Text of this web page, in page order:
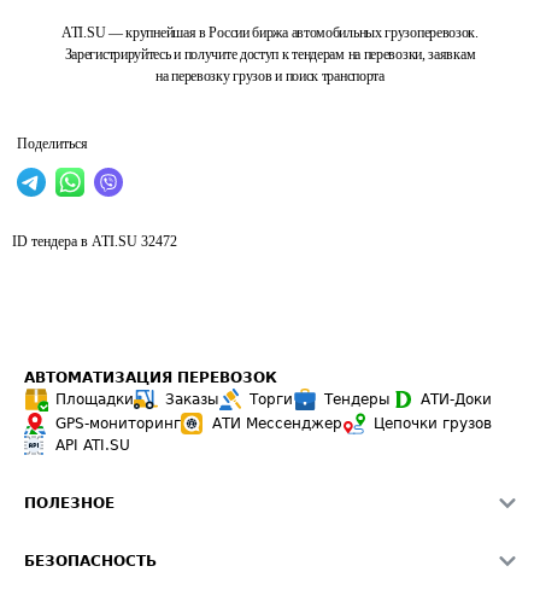
ATI.SU — крупнейшая в России биржа автомобильных грузоперевозок.
Зарегистрируйтесь и получите доступ к тендерам на перевозки, заявкам
на перевозку грузов и поиск транспорта
Поделиться
ID тендера в ATI.SU 32472
АВТОМАТИЗАЦИЯ ПЕРЕВОЗОК
Площадки
Заказы Торги Тендеры
АТИ-Доки
GPS-мониторинг
АТИ Мессенджер
Цепочки грузов
API ATI.SU
ПОЛЕЗНОЕ
БЕЗОПАСНОСТЬ